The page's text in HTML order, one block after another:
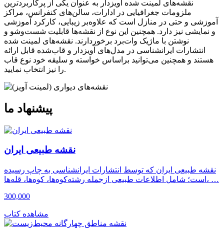
نقشه‌های لمینت شده آویزدار به عنوان یکی از پرکاربردترین
ملزومات جغرافیایی در ادارات، سالن‌های کنفرانس، مراکز
آموزشی و حتی در منازل است که علاوه‌بر زیبایی، کارکرد آموزشی
و نمایشی نیز دارد. همچنین این نوع از نقشه‌ها قابلیت شست‌وشو و
نوشتن با ماژیک وات‌برد برخوردارند. نقشه‌های لمینت شده
انتشارات ایرانشناسی در مدل‌های آویزدار و قاب‌شده قابل ارائه
هستند و همچنین می‌توانید براساس خواسته و سلیقه خود نوع قاب
را نیز انتخاب نمایید.
پیشنهاد ما
نقشه طبیعی ایران
نقشه طبیعی ایران که توسط انتشارات ایرانشناسی به چاپ رسیده
است؛ شامل اطلاعات طبیعی ازجمله رشته‌کوه‌ها، کوه‌ها، قله‌ها، …
300,000
مشاهده کتاب